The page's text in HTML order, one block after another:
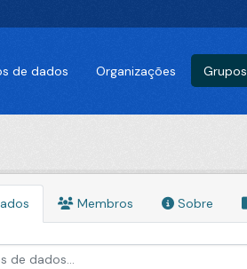
de dados Organizações Grupos
Membros Sobre